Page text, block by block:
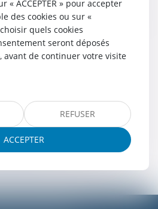
de passe
« ACCEPTER » pour accepter
des cookies ou sur «
quels cookies
seront déposés
avant de continuer votre visite
REFUSER
ACCEPTER